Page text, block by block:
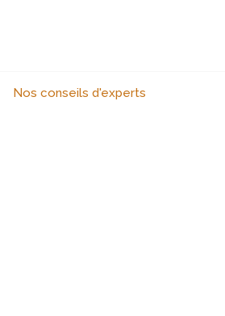
Nos conseils d'experts